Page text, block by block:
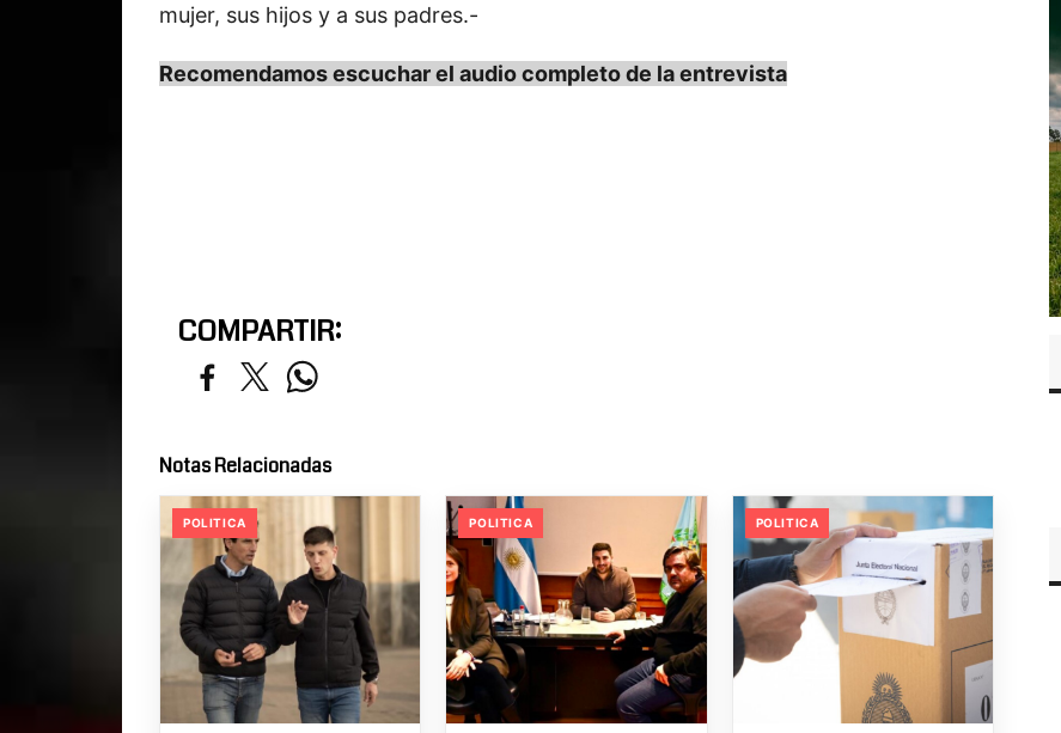
mujer, sus hijos y a sus padres.-
Recomendamos escuchar el audio completo de la entrevista
COMPARTIR:
Notas Relacionadas
POLITICA POLITICA POLITICA